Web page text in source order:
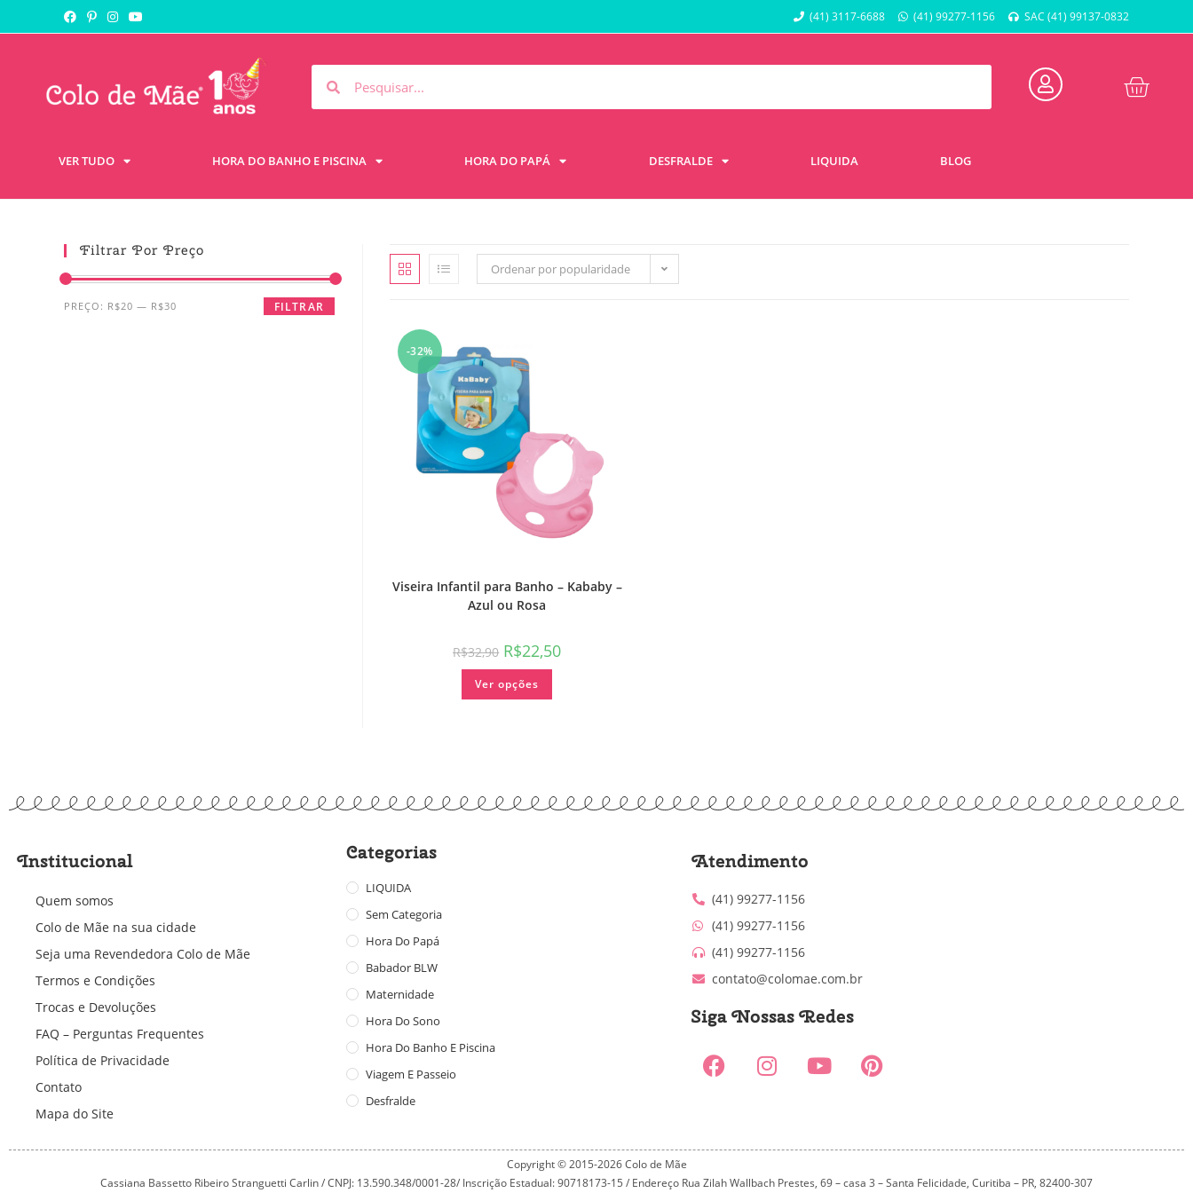
(41) 3117-6688 (41) 99277-1156 SAC (41) 99137-0832
VER TUDO HORA DO BANHO E PISCINA HORA DO PAPÁ DESFRALDE LIQUIDA BLOG
Ordenar por popularidade
-32%
Viseira Infantil para Banho – Kababy –
Azul ou Rosa
R$32,90 R$22,50
Ver opções
Filtrar Por Preço
FILTRAR
PREÇO: R$20 — R$30
Institucional
Quem somos
Colo de Mãe na sua cidade
Seja uma Revendedora Colo de Mãe
Termos e Condições
Trocas e Devoluções
FAQ – Perguntas Frequentes
Política de Privacidade
Contato
Mapa do Site
Categorias
LIQUIDA
Sem Categoria
Hora Do Papá
Babador BLW
Maternidade
Hora Do Sono
Hora Do Banho E Piscina
Viagem E Passeio
Desfralde
Atendimento
(41) 99277-1156
(41) 99277-1156
(41) 99277-1156
contato@colomae.com.br
Siga Nossas Redes
Copyright © 2015-2026 Colo de Mãe
Cassiana Bassetto Ribeiro Stranguetti Carlin / CNPJ: 13.590.348/0001-28/ Inscrição Estadual: 90718173-15 / Endereço Rua Zilah Wallbach Prestes, 69 – casa 3 – Santa Felicidade, Curitiba – PR, 82400-307